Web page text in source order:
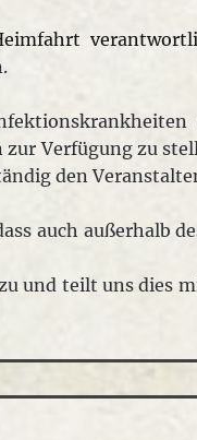
Verfügung zu
den
auch außerhalb
und teilt uns dies